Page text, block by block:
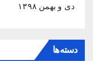
دی و بهمن ۱۳۹۸
دسته‌ها